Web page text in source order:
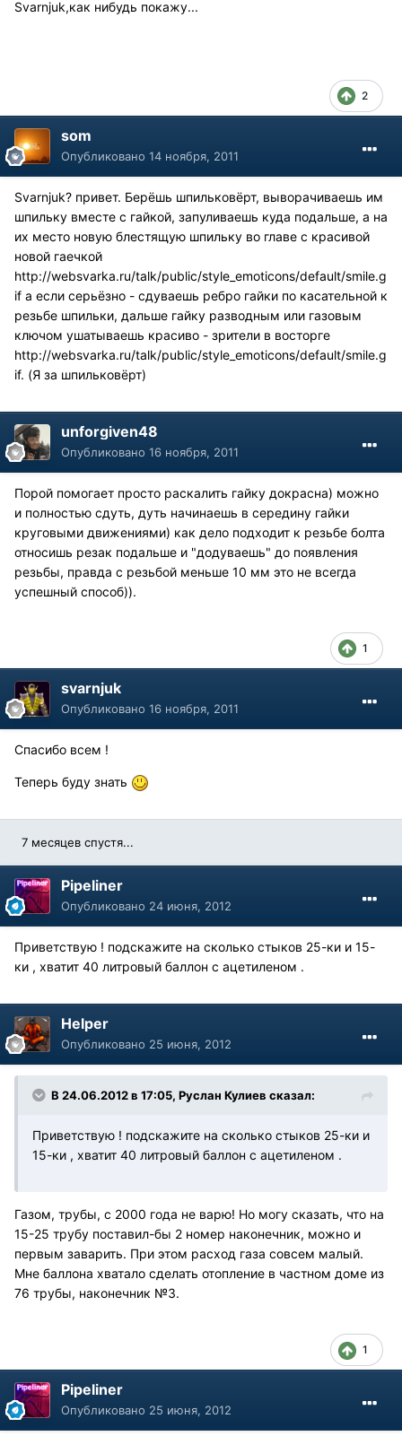
Svarnjuk,как нибудь покажу...
2
som
Опубликовано 14 ноября, 2011
Svarnjuk? привет. Берёшь шпильковёрт, выворачиваешь им
шпильку вместе с гайкой, запуливаешь куда подальше, а на
их место новую блестящую шпильку во главе с красивой
новой гаечкой
http://websvarka.ru/talk/public/style_emoticons/default/smile.g
if а если серьёзно - сдуваешь ребро гайки по касательной к
резьбе шпильки, дальше гайку разводным или газовым
ключом ушатываешь красиво - зрители в восторге
http://websvarka.ru/talk/public/style_emoticons/default/smile.g
if. (Я за шпильковёрт)
unforgiven48
Опубликовано 16 ноября, 2011
Порой помогает просто раскалить гайку докрасна) можно
и полностью сдуть, дуть начинаешь в середину гайки
круговыми движениями) как дело подходит к резьбе болта
относишь резак подальше и "додуваешь" до появления
резьбы, правда с резьбой меньше 10 мм это не всегда
успешный способ)).
1
svarnjuk
Опубликовано 16 ноября, 2011
Спасибо всем !
Теперь буду знать
7 месяцев спустя...
Pipeliner
Опубликовано 24 июня, 2012
Приветствую ! подскажите на сколько стыков 25-ки и 15-
ки , хватит 40 литровый баллон с ацетиленом .
Helper
Опубликовано 25 июня, 2012
В 24.06.2012 в 17:05, Руслан Кулиев сказал:
Приветствую ! подскажите на сколько стыков 25-ки и
15-ки , хватит 40 литровый баллон с ацетиленом .
Газом, трубы, с 2000 года не варю! Но могу сказать, что на
15-25 трубу поставил-бы 2 номер наконечник, можно и
первым заварить. При этом расход газа совсем малый.
Мне баллона хватало сделать отопление в частном доме из
76 трубы, наконечник №3.
1
Pipeliner
Опубликовано 25 июня, 2012